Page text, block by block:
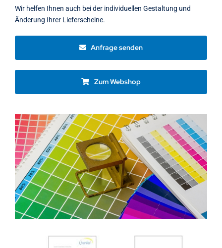
Wir helfen Ihnen auch bei der individuellen Gestaltung und
Änderung Ihrer Lieferscheine.
Anfrage senden
Zum Webshop